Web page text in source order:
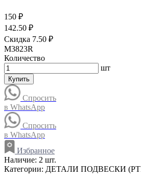
150 ₽
142.50 ₽
Скидка 7.50 ₽
M3823R
Количество
шт
Купить
Спросить
в WhatsApp
Спросить
в WhatsApp
Избранное
Наличие: 2 шт.
Категории: ДЕТАЛИ ПОДВЕСКИ